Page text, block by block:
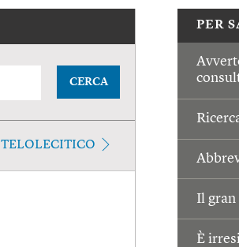
PER
Il gran
È
CERCA
TELOLECITICO